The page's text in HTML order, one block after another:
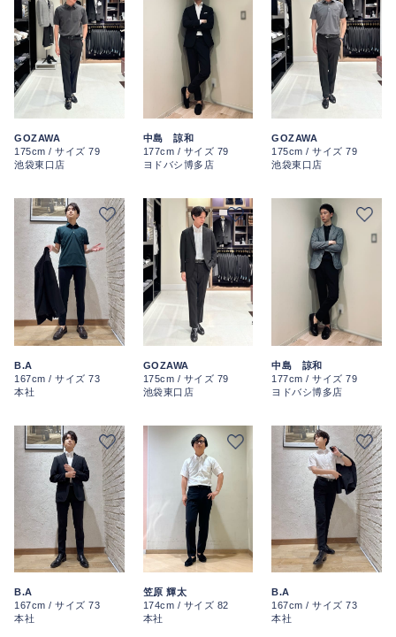
GOZAWA
175cm / サイズ 79
池袋東口店
中島 諒和
177cm / サイズ 79
ヨドバシ博多店
GOZAWA
175cm / サイズ 79
池袋東口店
B.A
167cm / サイズ 73
本社
GOZAWA
175cm / サイズ 79
池袋東口店
中島 諒和
177cm / サイズ 79
ヨドバシ博多店
B.A
167cm / サイズ 73
本社
笠原 輝太
174cm / サイズ 82
本社
B.A
167cm / サイズ 73
本社